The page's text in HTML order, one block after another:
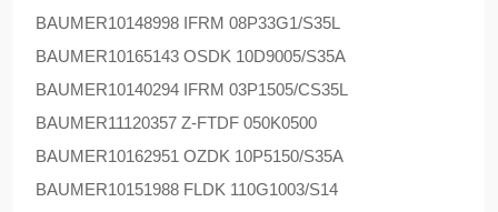
BAUMER10148998 IFRM 08P33G1/S35L
BAUMER10165143 OSDK 10D9005/S35A
BAUMER10140294 IFRM 03P1505/CS35L
BAUMER11120357 Z-FTDF 050K0500
BAUMER10162951 OZDK 10P5150/S35A
BAUMER10151988 FLDK 110G1003/S14